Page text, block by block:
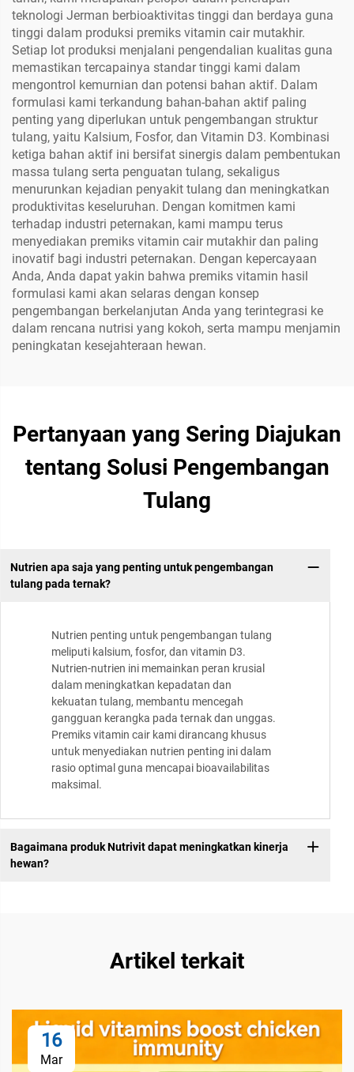
teknologi Jerman berbioaktivitas tinggi dan berdaya guna
tinggi dalam produksi premiks vitamin cair mutakhir.
Setiap lot produksi menjalani pengendalian kualitas guna
memastikan tercapainya standar tinggi kami dalam
mengontrol kemurnian dan potensi bahan aktif. Dalam
formulasi kami terkandung bahan-bahan aktif paling
penting yang diperlukan untuk pengembangan struktur
tulang, yaitu Kalsium, Fosfor, dan Vitamin D3. Kombinasi
ketiga bahan aktif ini bersifat sinergis dalam pembentukan
massa tulang serta penguatan tulang, sekaligus
menurunkan kejadian penyakit tulang dan meningkatkan
produktivitas keseluruhan. Dengan komitmen kami
terhadap industri peternakan, kami mampu terus
menyediakan premiks vitamin cair mutakhir dan paling
inovatif bagi industri peternakan. Dengan kepercayaan
Anda, Anda dapat yakin bahwa premiks vitamin hasil
formulasi kami akan selaras dengan konsep
pengembangan berkelanjutan Anda yang terintegrasi ke
dalam rencana nutrisi yang kokoh, serta mampu menjamin
peningkatan kesejahteraan hewan.
Pertanyaan yang Sering Diajukan
tentang Solusi Pengembangan
Tulang
Nutrien apa saja yang penting untuk pengembangan
tulang pada ternak?
Nutrien penting untuk pengembangan tulang
meliputi kalsium, fosfor, dan vitamin D3.
Nutrien-nutrien ini memainkan peran krusial
dalam meningkatkan kepadatan dan
kekuatan tulang, membantu mencegah
gangguan kerangka pada ternak dan unggas.
Premiks vitamin cair kami dirancang khusus
untuk menyediakan nutrien penting ini dalam
rasio optimal guna mencapai bioavailabilitas
maksimal.
Bagaimana produk Nutrivit dapat meningkatkan kinerja
hewan?
Artikel terkait
16
Mar